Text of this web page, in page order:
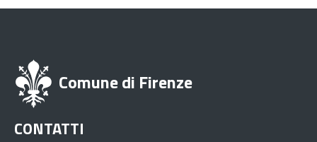
Comune di Firenze
CONTATTI